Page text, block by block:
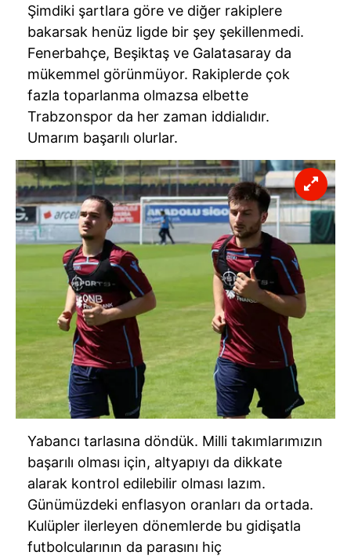
Şimdiki şartlara göre ve diğer rakiplere
bakarsak henüz ligde bir şey şekillenmedi.
Fenerbahçe, Beşiktaş ve Galatasaray da
mükemmel görünmüyor. Rakiplerde çok
fazla toparlanma olmazsa elbette
Trabzonspor da her zaman iddialıdır.
Umarım başarılı olurlar.
Yabancı tarlasına döndük. Milli takımlarımızın
başarılı olması için, altyapıyı da dikkate
alarak kontrol edilebilir olması lazım.
Günümüzdeki enflasyon oranları da ortada.
Kulüpler ilerleyen dönemlerde bu gidişatla
futbolcularının da parasını hiç